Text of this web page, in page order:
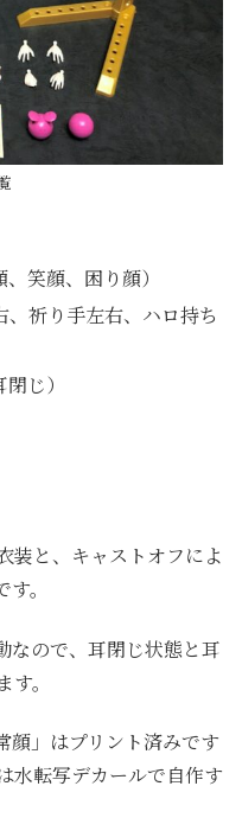
笑顔、困り顔）
祈り手左右、ハロ持ち
じ）
装と、キャストオフによ
。
なので、耳閉じ状態と耳
。
顔」はプリント済みです
水転写デカールで自作す